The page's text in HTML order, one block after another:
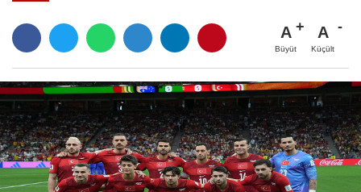
A
Büyüt
A
Küçült